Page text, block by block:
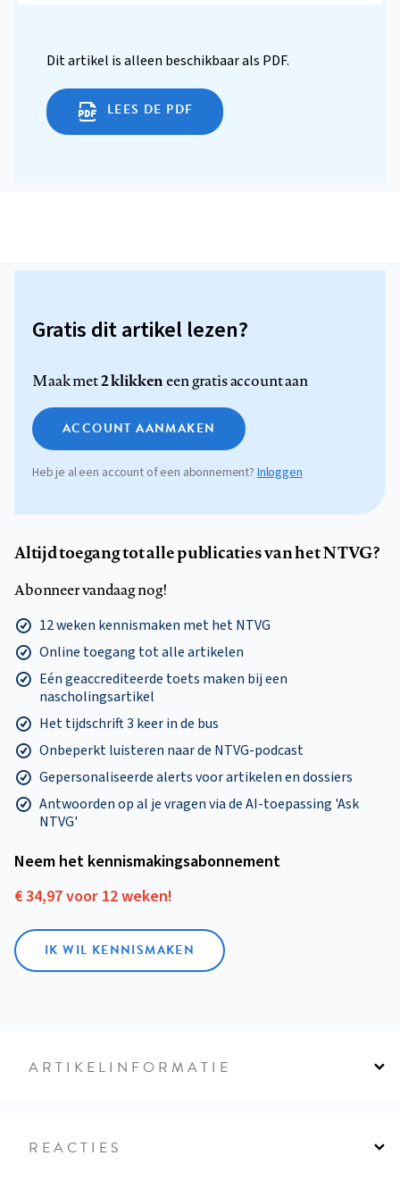
Dit artikel is alleen beschikbaar als PDF.
LEES DE PDF
Gratis dit artikel lezen?
Maak met2 klikkeneen gratis account aan
ACCOUNT AANMAKEN
Heb je al een account of een abonnement? Inloggen
Altijd toegang tot alle publicaties van het NTVG?
Abonneer vandaag nog!
12 weken kennismaken met het NTVG
Online toegang tot alle artikelen
Eén geaccrediteerde toets maken bij een
nascholingsartikel
Het tijdschrift 3 keer in de bus
Onbeperkt luisteren naar de NTVG-podcast
Gepersonaliseerde alerts voor artikelen en dossiers
Antwoorden op al je vragen via de AI-toepassing 'Ask
NTVG'
Neem het kennismakings­abonnement
€ 34,97 voor 12 weken!
IK WIL KENNISMAKEN
ARTIKELINFORMATIE
REACTIES